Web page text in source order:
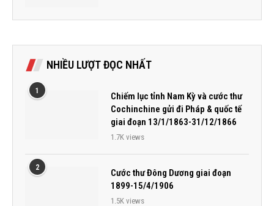
NHIỀU LƯỢT ĐỌC NHẤT
1
Chiếm lục tỉnh Nam Kỳ và cước thư
Cochinchine gửi đi Pháp & quốc tế
giai đoạn 13/1/1863-31/12/1866
1.7K views
2
Cước thư Đông Dương giai đoạn
1899-15/4/1906
1.5K views